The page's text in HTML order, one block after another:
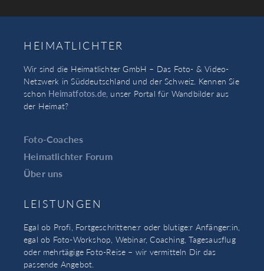
HEIMATLICHTER
Wir sind die Heimatlichter GmbH – Das Foto- & Video-
Netzwerk in Süddeutschland und der Schweiz. Kennen Sie
schon Heimatfotos.de, unser Portal für Wandbilder aus
der Heimat?
Foto-Coaches
Heimatlichter Forum
Über uns
LEISTUNGEN
Egal ob Profi, Fortgeschrittene:r oder blutige:r Anfänger:in,
egal ob Foto-Workshop, Webinar, Coaching, Tagesausflug
oder mehrtägige Foto-Reise – wir vermitteln Dir das
passende Angebot.